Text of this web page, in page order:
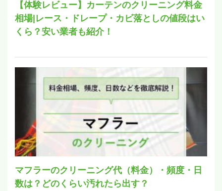
【体験レビュー】カーテンのクリーニング料金
相場|レース・ドレープ・カビ落としの値段はい
くら？安い業者も紹介！
マフラーのクリーニング代（料金）・頻度・日
数は？どのくらい汚れたら出す？